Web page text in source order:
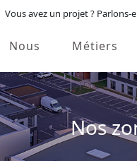
Vous avez un projet ? Parlons-
Nous Métiers
Nos